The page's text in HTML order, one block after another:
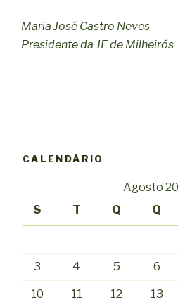
Maria José Castro Neves
Presidente da JF de Milheirós
CALENDÁRIO
Agosto
S
T Q Q
3 4 5 6
10 11 12 13